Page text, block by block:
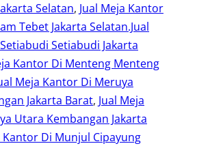
Selatan, Jual Meja Kantor
Tebet Jakarta Selatan.Jual
Setiabudi Jakarta
Kantor Di Menteng Menteng
Meja Kantor Di Meruya
Jakarta Barat, Jual Meja
Utara Kembangan Jakarta
Kantor Di Munjul Cipayung